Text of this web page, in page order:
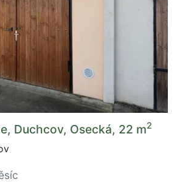
Duchcov, Osecká, 22 m2